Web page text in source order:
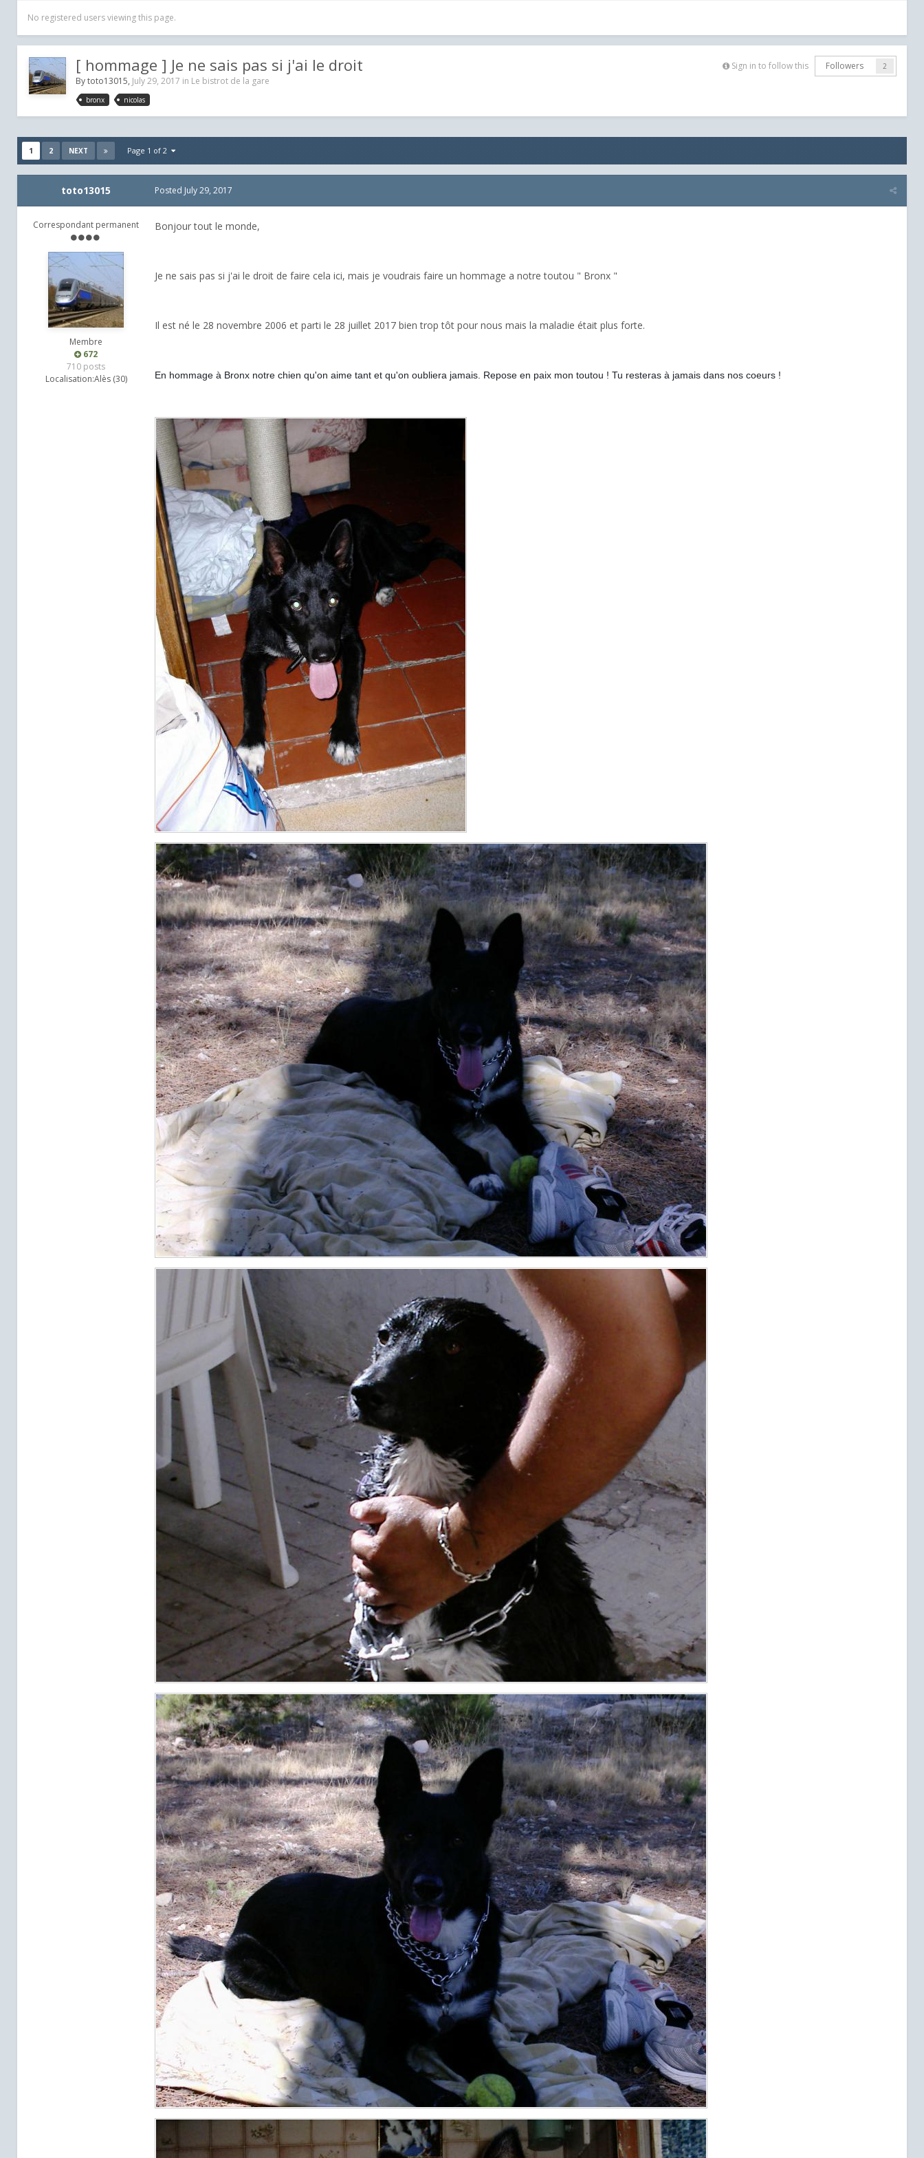
No registered users viewing this page.
Sign in to follow this Followers 2
[ hommage ] Je ne sais pas si j'ai le droit
Bytoto13015, July 29, 2017 in Le bistrot de la gare
bronx nicolas
1 2 NEXT Page 1 of 2
toto13015
Correspondant permanent
Membre
672
710 posts
Localisation:Alès (30)
Posted July 29, 2017
Bonjour tout le monde,
Je ne sais pas si j'ai le droit de faire cela ici, mais je voudrais faire un hommage a notre toutou " Bronx "
Il est né le 28 novembre 2006 et parti le 28 juillet 2017 bien trop tôt pour nous mais la maladie était plus forte.
En hommage à Bronx notre chien qu'on aime tant et qu'on oubliera jamais. Repose en paix mon toutou ! Tu resteras à jamais dans nos coeurs !